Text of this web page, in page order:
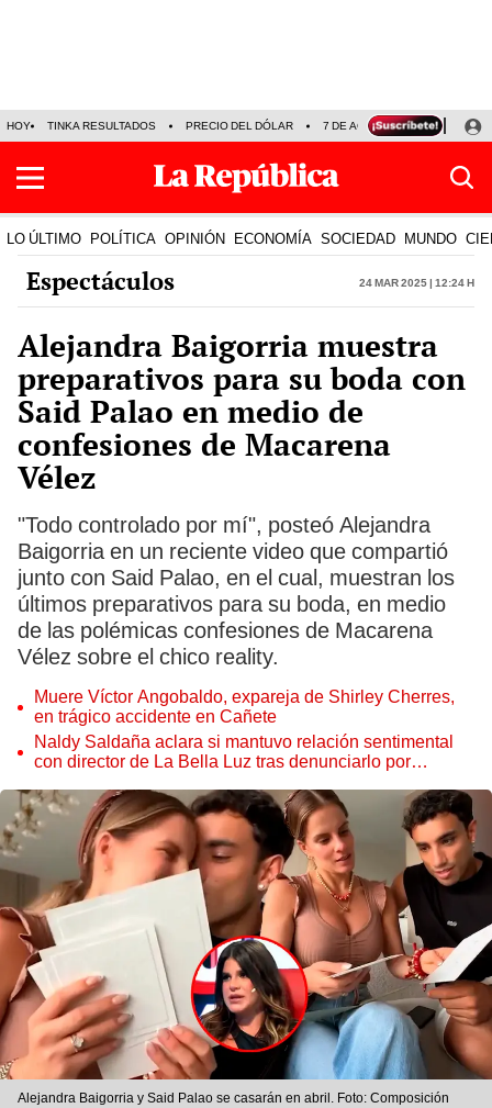
HOY TINKA RESULTADOS PRECIO DEL DÓLAR 7 DE AGOSTO OLLANTA
LO ÚLTIMO POLÍTICA OPINIÓN ECONOMÍA SOCIEDAD MUNDO
Espectáculos 24 Mar 2025 | 12:24 h
Alejandra Baigorria muestra
preparativos para su boda con
Said Palao en medio de
confesiones de Macarena
Vélez
"Todo controlado por mí", posteó Alejandra
Baigorria en un reciente video que compartió
junto con Said Palao, en el cual, muestran los
últimos preparativos para su boda, en medio
de las polémicas confesiones de Macarena
Vélez sobre el chico reality.
Muere Víctor Angobaldo, expareja de Shirley Cherres,
en trágico accidente en Cañete
Naldy Saldaña aclara si mantuvo relación sentimental
con director de La Bella Luz tras denunciarlo por
Alejandra Baigorria y Said Palao se casarán en abril. Foto: Composición